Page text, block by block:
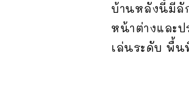
บ้านหลังนี้มีลั
หน้าต่างและ
เล่นระดับ พื้น